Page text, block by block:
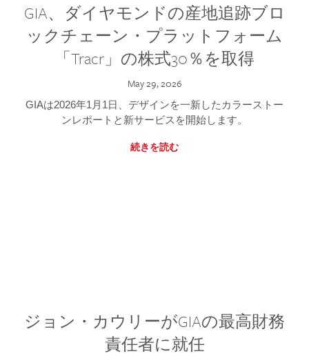
GIA、ダイヤモンドの産地追跡ブロ
ックチェーン・プラットフォーム
「Tracr」の株式30％を取得
May 29, 2026
GIAは2026年1月1日、デザインを一新したカラーストー
ンレポートと新サービスを開始します。
続きを読む
ジョン・カウリーがGIAの最高財務
責任者に就任